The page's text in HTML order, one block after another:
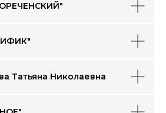
Татьяна Николаевна